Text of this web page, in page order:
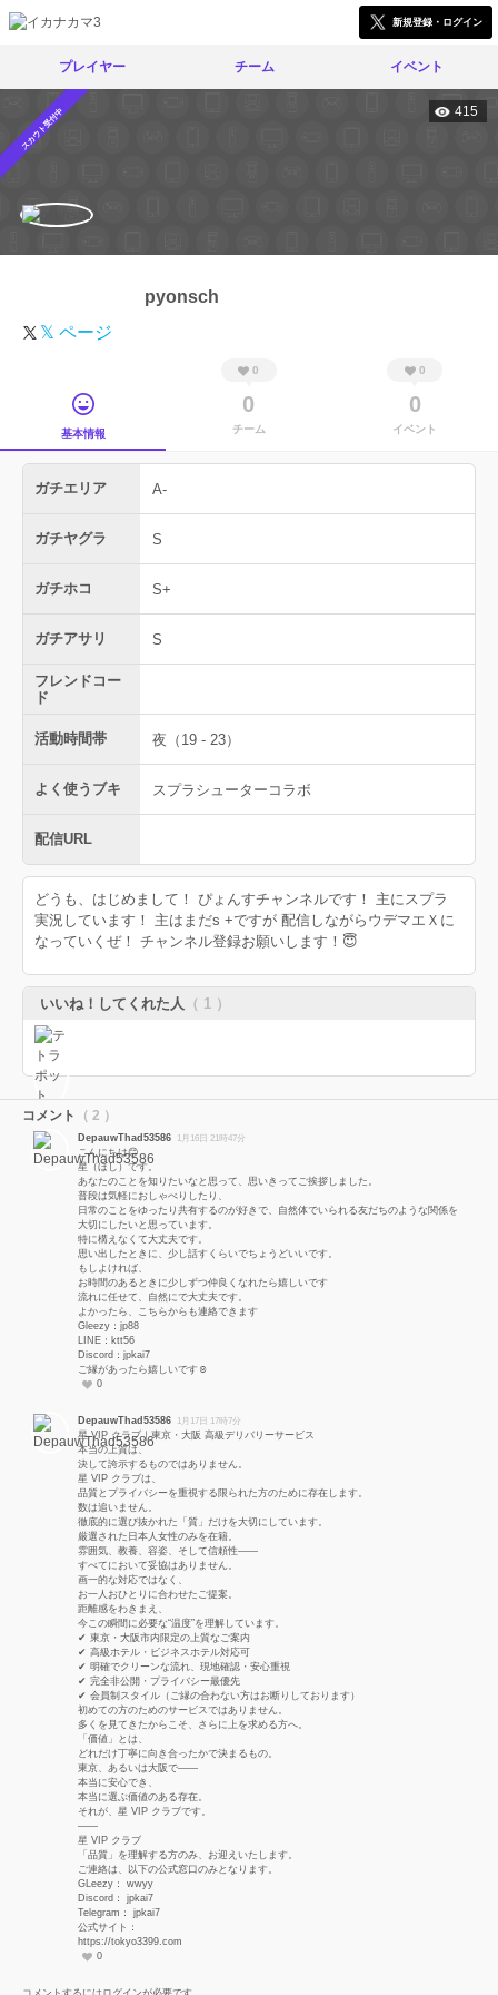
新規登録・ログイン
プレイヤー チーム イベント
スカウト受付中 415
pyonsch
𝕏 ページ
基本情報
0
0
チーム
0
0
イベント
ガチエリア A-
ガチヤグラ S
ガチホコ S+
ガチアサリ S
フレンドコー
ド
活動時間帯 夜（19 - 23）
よく使うブキ スプラシューターコラボ
配信URL
どうも、はじめまして！ ぴょんすチャンネルです！ 主にスプラ
実況しています！ 主はまだs +ですが 配信しながらウデマエＸに
なっていくぜ！ チャンネル登録お願いします！😇
いいね！してくれた人 （ 1 ）
コメント （ 2 ）
DepauwThad53586 1月16日 21時47分
こんにちは😊
星（ほし）です。
あなたのことを知りたいなと思って、思いきってご挨拶しました。
普段は気軽におしゃべりしたり、
日常のことをゆったり共有するのが好きで、自然体でいられる友だちのような関係を
大切にしたいと思っています。
特に構えなくて大丈夫です。
思い出したときに、少し話すくらいでちょうどいいです。
もしよければ、
お時間のあるときに少しずつ仲良くなれたら嬉しいです
流れに任せて、自然にで大丈夫です。
よかったら、こちらからも連絡できます
Gleezy：jp88
LINE：ktt56
Discord：jpkai7
ご縁があったら嬉しいです☺️
0
DepauwThad53586 1月17日 17時7分
星 VIP クラブ｜東京・大阪 高級デリバリーサービス
本当の上質は、
決して誇示するものではありません。
星 VIP クラブは、
品質とプライバシーを重視する限られた方のために存在します。
数は追いません。
徹底的に選び抜かれた「質」だけを大切にしています。
厳選された日本人女性のみを在籍。
雰囲気、教養、容姿、そして信頼性——
すべてにおいて妥協はありません。
画一的な対応ではなく、
お一人おひとりに合わせたご提案。
距離感をわきまえ、
今この瞬間に必要な“温度”を理解しています。
✔ 東京・大阪市内限定の上質なご案内
✔ 高級ホテル・ビジネスホテル対応可
✔ 明確でクリーンな流れ、現地確認・安心重視
✔ 完全非公開・プライバシー最優先
✔ 会員制スタイル（ご縁の合わない方はお断りしております）
初めての方のためのサービスではありません。
多くを見てきたからこそ、さらに上を求める方へ。
「価値」とは、
どれだけ丁寧に向き合ったかで決まるもの。
東京、あるいは大阪で——
本当に安心でき、
本当に選ぶ価値のある存在。
それが、星 VIP クラブです。
——
星 VIP クラブ
「品質」を理解する方のみ、お迎えいたします。
ご連絡は、以下の公式窓口のみとなります。
GLeezy： wwyy
Discord： jpkai7
Telegram： jpkai7
公式サイト：
https://tokyo3399.com
0